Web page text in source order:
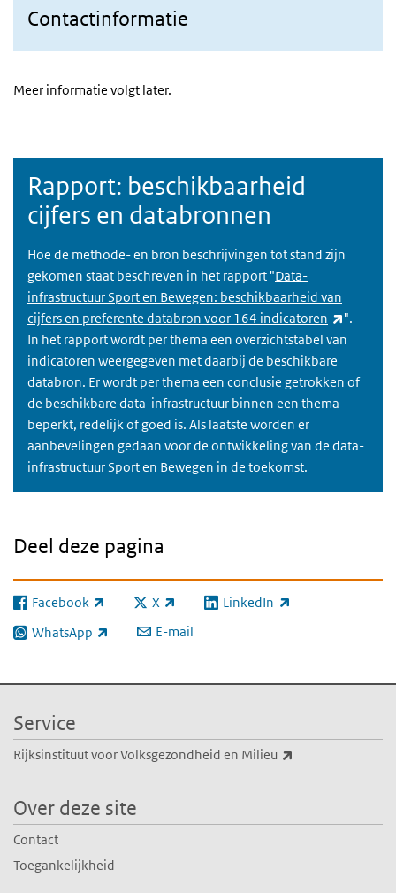
Contactinformatie
Meer informatie volgt later.
Rapport: beschikbaarheid
cijfers en databronnen
Hoe de methode- en bron beschrijvingen tot stand zijn
gekomen staat beschreven in het rapport "Data-
infrastructuur Sport en Bewegen: beschikbaarheid van
cijfers en preferente databron voor 164 indicatoren
".
In het rapport wordt per thema een overzichtstabel van
indicatoren weergegeven met daarbij de beschikbare
databron. Er wordt per thema een conclusie getrokken of
de beschikbare data-infrastructuur binnen een thema
beperkt, redelijk of goed is. Als laatste worden er
aanbevelingen gedaan voor de ontwikkeling van de data-
infrastructuur Sport en Bewegen in de toekomst.
Deel deze pagina
Facebook
(externe link) X
(externe link) LinkedIn
(externe link)
WhatsApp
(externe link) E-mail
Service
Rijksinstituut voor Volksgezondheid en Milieu
Over deze site
Contact
Toegankelijkheid